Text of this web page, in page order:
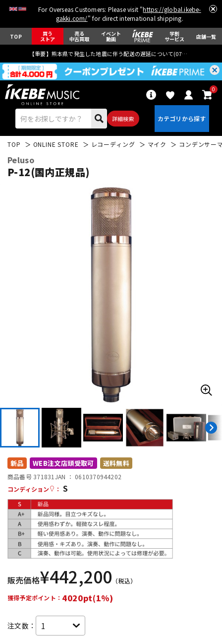
For Overseas Customers: Please visit "https://global.ikebe-
gakki.com/" for direct international shipping.
TOP 買う
ストア
売る
中古買取
イベント
動画
学割
サービス 店舗一覧
【重要】熊本県で発生した地震に伴う配送の遅延について(07月29日
詳細検索
0
DJ機器 DTM
配信/ライブ機器
中古
TOP ONLINE STORE レコーディング マイク コンデンサー
Peluso
P-12(国内正規品)
新品 WEB注文店頭受取可 送料無料
商品番号 371831 JAN ： 0610370944202
コンディション
： S
販売価格¥442,200 （税込）
獲得予定ポイント： 4020pt(1%)
注文数：